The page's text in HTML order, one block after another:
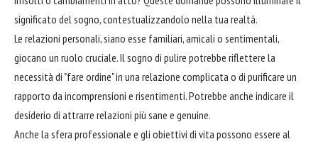
significato del sogno, contestualizzandolo nella tua realtà.
Le relazioni personali, siano esse familiari, amicali o sentimentali,
giocano un ruolo cruciale. Il sogno di pulire potrebbe riflettere la
necessità di "fare ordine" in una relazione complicata o di purificare un
rapporto da incomprensioni e risentimenti. Potrebbe anche indicare il
desiderio di attrarre relazioni più sane e genuine.
Anche la sfera professionale e gli obiettivi di vita possono essere al